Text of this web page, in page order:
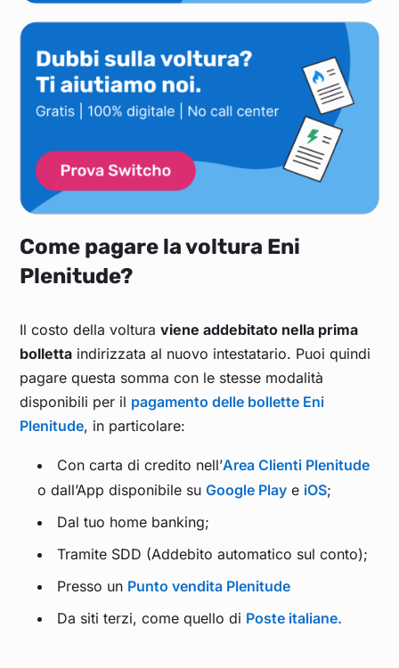
Come pagare la voltura Eni
Plenitude?
Il costo della volturaviene addebitato nella prima
bolletta indirizzata al nuovo intestatario. Puoi quindi
pagare questa somma con le stesse modalità
disponibili per il pagamento delle bollette Eni
Plenitude, in particolare:
Con carta di credito nell’Area Clienti Plenitude
o dall’App disponibile suGoogle Play e iOS;
Dal tuo home banking;
Tramite SDD (Addebito automatico sul conto);
Presso un Punto vendita Plenitude
Da siti terzi, come quello di Poste italiane.